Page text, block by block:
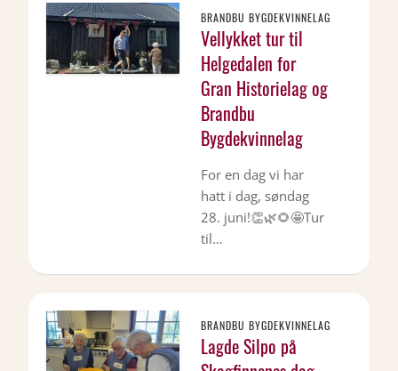
BRANDBU BYGDEKVINNELAG
Vellykket tur til
Helgedalen for
Gran Historielag og
Brandbu
Bygdekvinnelag
For en dag vi har
hatt i dag, søndag
28. juni!👏🌿🌻🤩Tur
til…
BRANDBU BYGDEKVINNELAG
Lagde Silpo på